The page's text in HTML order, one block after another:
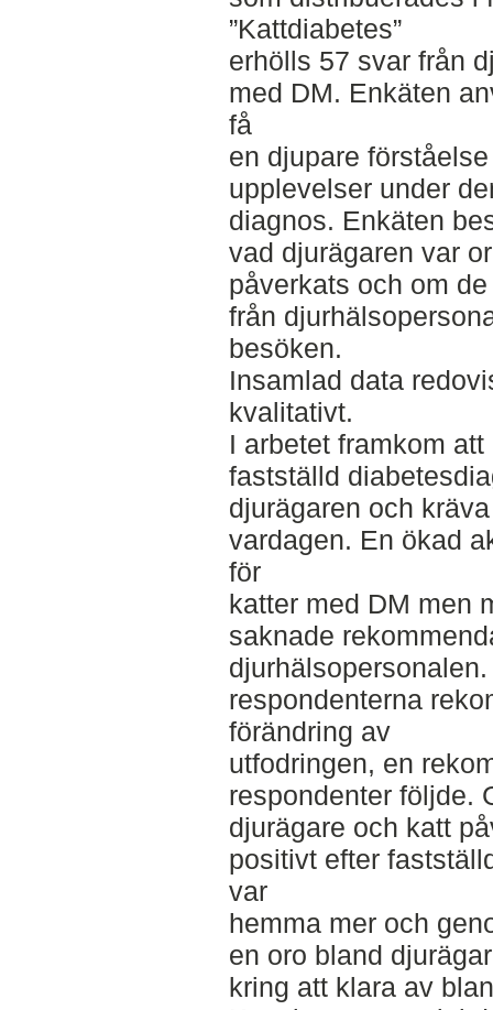
”Kattdiabetes”
erhölls 57 svar från
med DM. Enkäten
få
en djupare
upplevelser under
diagnos. Enkäten
vad djurägaren var
påverkats och om
från
besöken.
Insamlad data
kvalitativt.
I arbetet framkom
fastställd
djurägaren och
vardagen. En ökad
för
katter med DM men
saknade
respondenterna
förändring av
utfodringen, en
respondenter följde.
djurägare och katt
positivt efter
var
hemma mer och
en oro bland
kring att klara av